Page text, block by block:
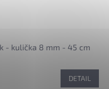
- kulička 8 mm - 45 cm
DETAIL